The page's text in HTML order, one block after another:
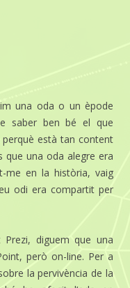
una oda o un èpode
saber ben bé el que
perquè està tan content
que una oda alegre era
me en la història, vaig
odi era compartit per
Prezi, diguem que una
però on-line. Per a
la pervivència de la